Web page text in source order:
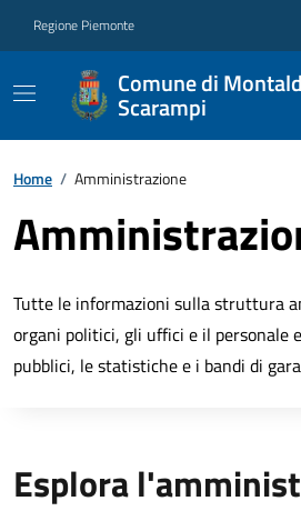
Regione Piemonte
Comune di
Scarampi
Home / Amministrazione
Tutte le informazioni sulla struttura
organi politici, gli uffici e il personale
pubblici, le statistiche e i bandi di
Esplora